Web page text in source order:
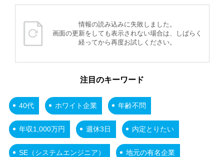
情報の読み込みに失敗しました。
画面の更新をしても表示されない場合は、しばらく
経ってから再度お試しください。
注目のキーワード
40代 ホワイト企業 年齢不問
年収1,000万円 週休3日 内定とりたい
SE（システムエンジニア） 地元の有名企業